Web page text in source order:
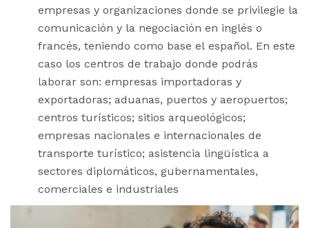
empresas y organizaciones donde se privilegie la
comunicación y la negociación en inglés o
francés, teniendo como base el español. En este
caso los centros de trabajo donde podrás
laborar son: empresas importadoras y
exportadoras; aduanas, puertos y aeropuertos;
centros turísticos; sitios arqueológicos;
empresas nacionales e internacionales de
transporte turístico; asistencia lingüística a
sectores diplomáticos, gubernamentales,
comerciales e industriales